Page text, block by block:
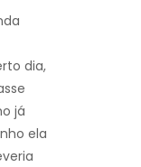
dia,
já
ela